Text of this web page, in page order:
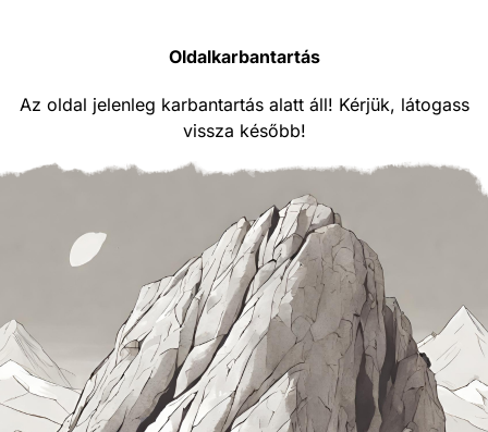
Oldalkarbantartás
Az oldal jelenleg karbantartás alatt áll! Kérjük, látogass
vissza később!